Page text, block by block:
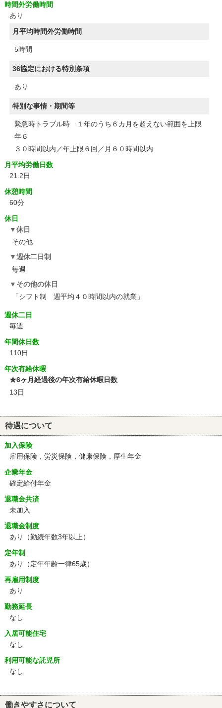
時間外労働時間
あり
月平均時間外労働時間
5時間
36協定における特別条項
あり
特別な事情・期間等
緊急時トラブル時 １年のうち６カ月を超えない範囲を上限
年６
３０時間以内／年上限６回／月６０時間以内
月平均労働日数
21.2日
休憩時間
60分
休日
休日
その他
週休二日制
毎週
その他の休日
「シフト制 週平均４０時間以内の就業」
週休二日
毎週
年間休日数
110日
年次有給休暇
★6ヶ月経過後の年次有給休暇日数
13日
待遇について
加入保険
雇用保険，労災保険，健康保険，厚生年金
企業年金
確定給付年金
退職金共済
未加入
退職金制度
あり（勤続年数3年以上）
定年制
あり
（定年年齢一律65歳）
再雇用制度
あり
勤務延長
なし
入居可能住宅
なし
利用可能な託児所
なし
働きやすさについて